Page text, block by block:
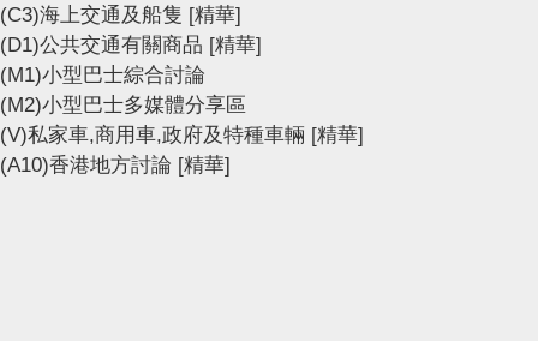
(C3)海上交通及船隻 [精華]
(D1)公共交通有關商品 [精華]
(M1)小型巴士綜合討論
(M2)小型巴士多媒體分享區
(V)私家車,商用車,政府及特種車輛 [精華]
(A10)香港地方討論 [精華]